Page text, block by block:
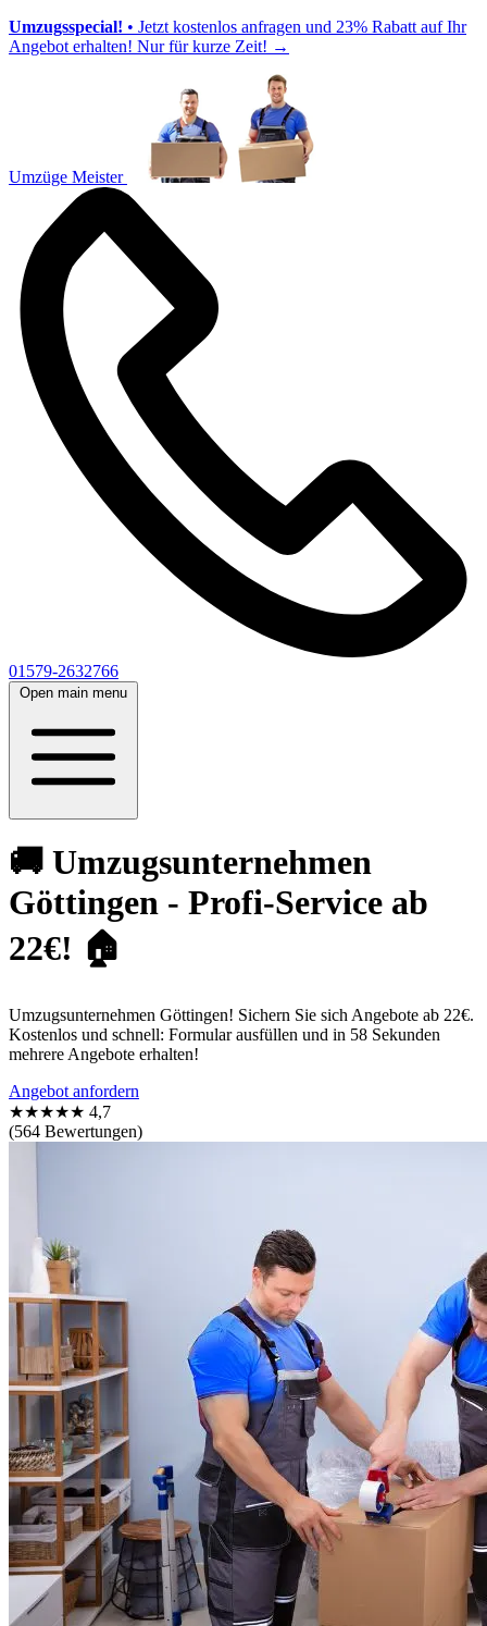
Umzugsspecial! • Jetzt kostenlos anfragen und 23% Rabatt auf Ihr
Angebot erhalten! Nur für kurze Zeit! →
Umzüge Meister
01579-2632766
Open main menu
🚚 Umzugsunternehmen
Göttingen - Profi-Service ab
22€! 🏠
Umzugsunternehmen Göttingen! Sichern Sie sich Angebote ab 22€.
Kostenlos und schnell: Formular ausfüllen und in 58 Sekunden
mehrere Angebote erhalten!
Angebot anfordern
★★★★★ 4,7
(564 Bewertungen)